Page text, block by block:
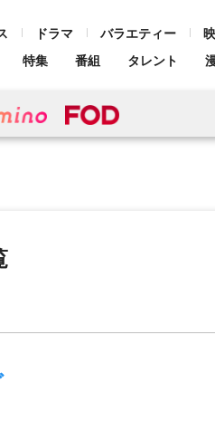
ドラマ バラエティー
特集 番組 タレント